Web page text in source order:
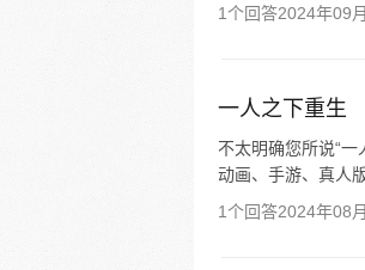
1个回答2024年09
一人之下重生
不太明确您所说“
动画、手游、真人
1个回答2024年08